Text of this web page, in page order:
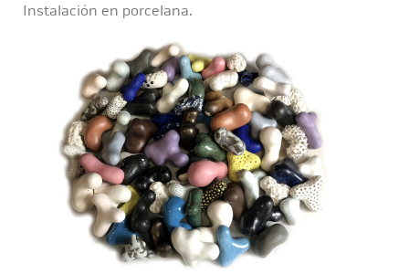
Instalación en porcelana.